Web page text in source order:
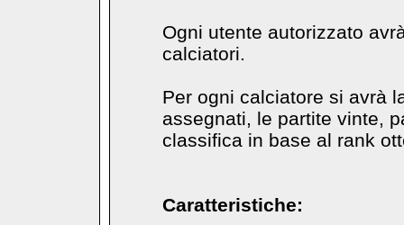
Ogni utente autorizzato
calciatori.
Per ogni calciatore si avrà
assegnati, le partite vinte,
classifica in base al rank
Caratteristiche: